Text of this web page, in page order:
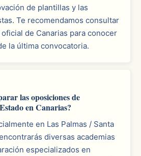
de plantillas y las
Te recomendamos consultar
de Canarias para conocer
la última convocatoria.
las oposiciones de
en Canarias?
en Las Palmas / Santa
diversas academias
especializados en